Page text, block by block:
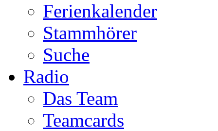
Ferienkalender
Stammhörer
Suche
Radio
Das Team
Teamcards